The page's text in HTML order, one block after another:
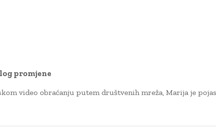
promjene
video obraćanju putem društvenih mreža, Marija je